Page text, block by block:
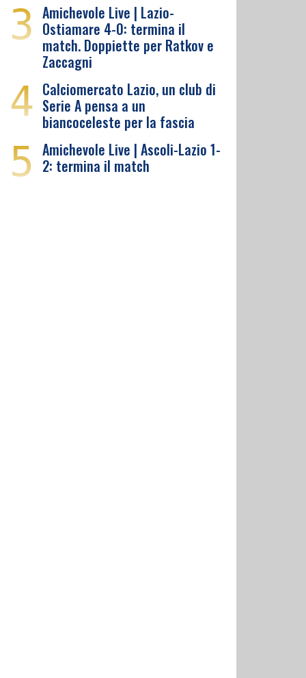
3 Amichevole Live | Lazio-
Ostiamare 4-0: termina il
match. Doppiette per Ratkov e
Zaccagni
4 Calciomercato Lazio, un club di
Serie A pensa a un
biancoceleste per la fascia
5 Amichevole Live | Ascoli-Lazio 1-
2: termina il match